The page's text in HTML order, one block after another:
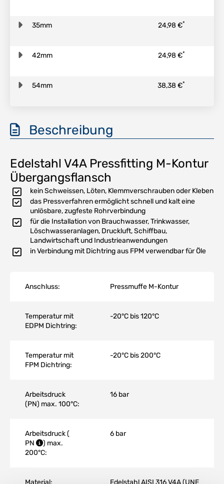
35mm 24,98 €*
42mm 24,98 €*
54mm 38,38 €*
Beschreibung
Edelstahl V4A Pressfitting M-Kontur
Übergangsflansch
kein Schweissen, Löten, Klemmverschrauben oder Kleben
das Pressverfahren ermöglicht schnell und kalt eine
unlösbare, zugfeste Rohrverbindung
für die Installation von Brauchwasser, Trinkwasser,
Löschwasseranlagen, Druckluft, Schiffbau,
Landwirtschaft und Industrieanwendungen
in Verbindung mit Dichtring aus FPM verwendbar für Öle
Anschluss: Pressmuffe M-Kontur
Temperatur mit
EDPM Dichtring:
-20°C bis 120°C
Temperatur mit
FPM Dichtring:
-20°C bis 200°C
Arbeitsdruck
(PN) max. 100°C:
16 bar
Arbeitsdruck (
PN
) max.
200°C:
6 bar
Material: Edelstahl AISI 316 V4A (UNE